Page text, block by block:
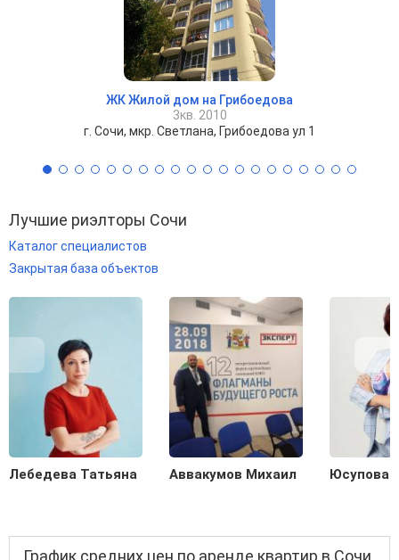
ЖК Жилой дом на Грибоедова
3кв. 2010
г. Сочи, мкр. Светлана, Грибоедова ул 1
Лучшие риэлторы Сочи
Каталог специалистов
Закрытая база объектов
Лебедева Татьяна Аввакумов Михаил Юсупова